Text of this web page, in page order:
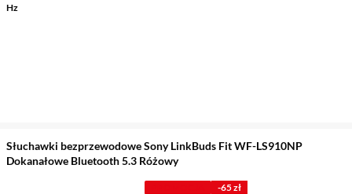
Hz
Słuchawki bezprzewodowe Sony LinkBuds Fit WF-LS910NP
Dokanałowe Bluetooth 5.3 Różowy
-65 zł